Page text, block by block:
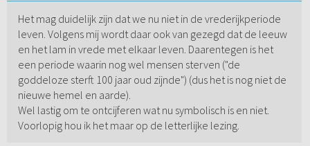
Het mag duidelijk zijn dat we nu niet in de vrederijkperiode
leven. Volgens mij wordt daar ook van gezegd dat de leeuw
en het lam in vrede met elkaar leven. Daarentegen is het
een periode waarin nog wel mensen sterven ("de
goddeloze sterft 100 jaar oud zijnde") (dus het is nog niet de
nieuwe hemel en aarde).
Wel lastig om te ontcijferen wat nu symbolisch is en niet.
Voorlopig hou ik het maar op de letterlijke lezing.